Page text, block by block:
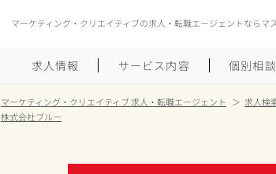
マーケティング・クリエイティブの求人・転職エージェントならマ
求人情報 サービス内容 個別相
マーケティング・クリエイティブ 求人・転職エージェント 求人検
株式会社ブルー